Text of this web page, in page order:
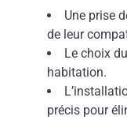
Une prise
de leur
Le choix
habitation.
précis pour